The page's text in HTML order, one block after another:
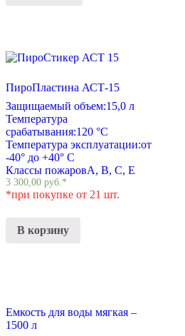
ПироПластина АСТ-15
Защищаемый объем:15,0 л
Температура
срабатывания:120 °C
Температура эксплуатации:от
-40° до +40° С
Классы пожаровA, B, C, E
3 300,00 руб.*
*при покупке от 21 шт.
В корзину
Емкость для воды мягкая –
1500 л